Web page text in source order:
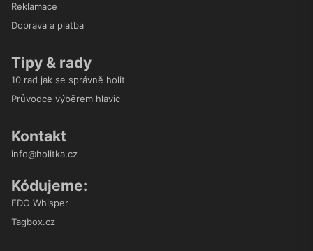
Reklamace
Doprava a platba
Tipy & rady
10 rad jak se správně holit
Průvodce výběrem hlavic
Kontakt
info@holitka.cz
Kódujeme:
EDO Whisper
Tagbox.cz